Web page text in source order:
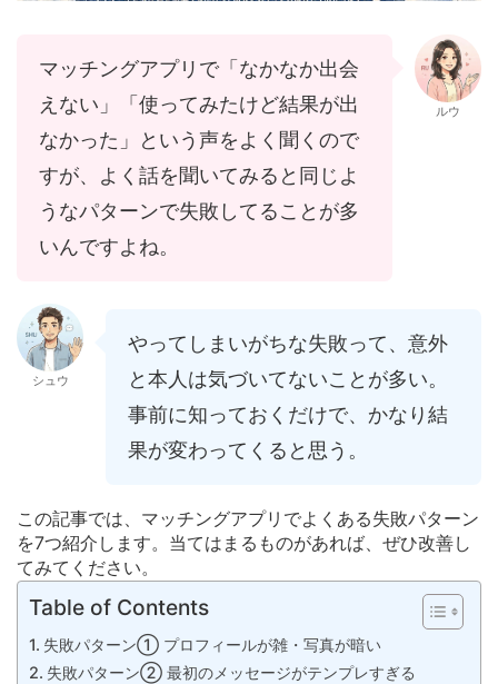
マッチングアプリで「なかなか出会
えない」「使ってみたけど結果が出
なかった」という声をよく聞くので
すが、よく話を聞いてみると同じよ
うなパターンで失敗してることが多
いんですよね。
ルウ
シュウ
やってしまいがちな失敗って、意外
と本人は気づいてないことが多い。
事前に知っておくだけで、かなり結
果が変わってくると思う。
この記事では、マッチングアプリでよくある失敗パターン
を7つ紹介します。当てはまるものがあれば、ぜひ改善し
てみてください。
Table of Contents
失敗パターン① プロフィールが雑・写真が暗い
失敗パターン② 最初のメッセージがテンプレすぎる